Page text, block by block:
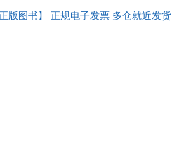
版图书】 正规电子发票 多仓就近发货